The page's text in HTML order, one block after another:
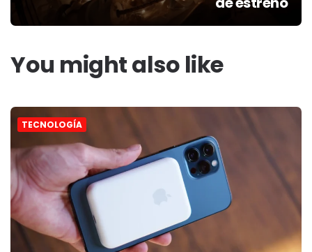
You might also like
TECNOLOGÍA